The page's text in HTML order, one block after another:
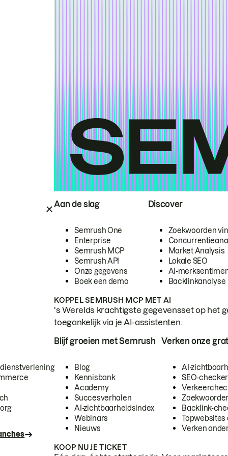
Aan de slag
Semrush One
Enterprise
Semrush MCP
Semrush API
Onze gegevens
Boek een demo
Discover
Zoekwoorden
Market Analysis
Lokale SEO
AI-
Backlinkanalyse
KOPPEL SEMRUSH MCP MET AI
's Werelds krachtigste gegevensset op het
toegankelijk via je AI-assistenten.
Blijf groeien met Semrush
Blog
Kennisbank
Academy
Succesverhalen
AI-zichtbaarheidsindex
Webinars
Nieuws
Verken onze
AI-
SEO-checker
Backlink-
Topwebsites
Verken
KOOP NU JE TICKET